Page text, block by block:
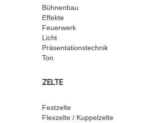
Bühnenbau
Effekte
Feuerwerk
Licht
Präsentationstechnik
Ton
ZELTE
Festzelte
Flexzelte / Kuppelzelte